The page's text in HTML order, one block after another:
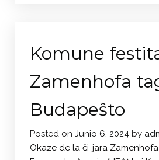
Komune
Zamenhofa
Budapeŝto
Posted on Junio 6, 2024 by
Okaze de la ĉi-jara